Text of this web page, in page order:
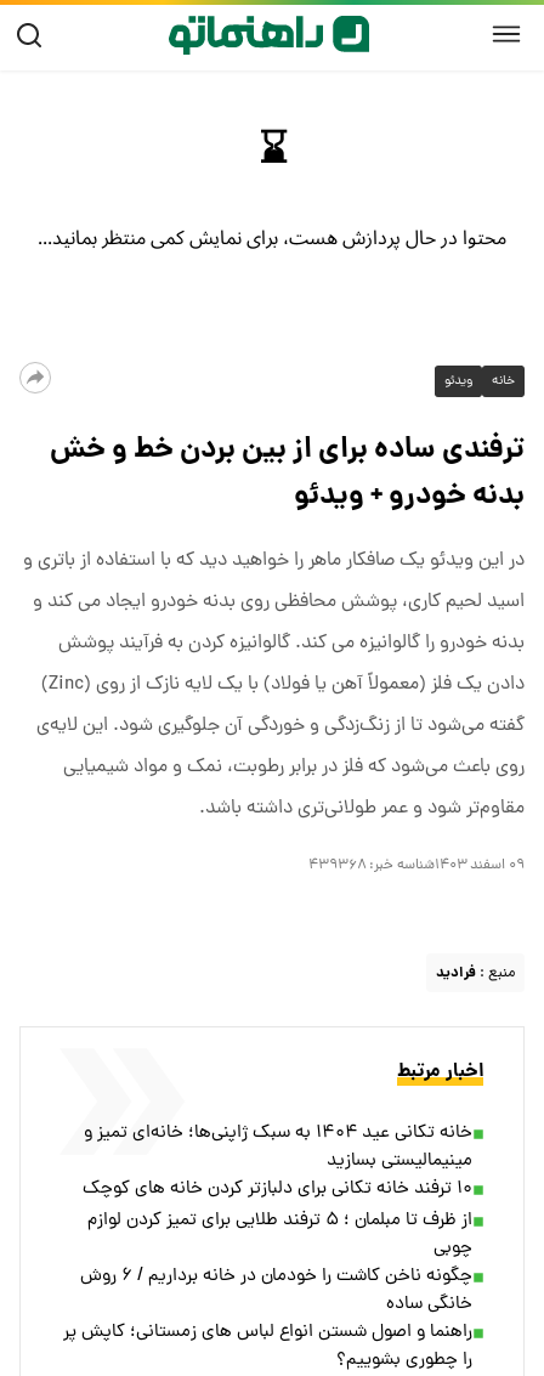
خانه ویدئو
ترفندی ساده برای از بین بردن خط و خش
بدنه خودرو + ویدئو
در این ویدئو یک صافکار ماهر را خواهید دید که با استفاده از باتری و
اسید لحیم کاری، پوشش محافظی روی بدنه خودرو ایجاد می کند و
بدنه خودرو را گالوانیزه می کند. گالوانیزه کردن به فرآیند پوشش
دادن یک فلز (معمولاً آهن یا فولاد) با یک لایه نازک از روی (Zinc)
گفته می‌شود تا از زنگ‌زدگی و خوردگی آن جلوگیری شود. این لایه‌ی
روی باعث می‌شود که فلز در برابر رطوبت، نمک و مواد شیمیایی
مقاوم‌تر شود و عمر طولانی‌تری داشته باشد.
۰۹ اسفند ۱۴۰۳ شناسه خبر: ۴۳۹۳۶۸
منبع : فرادید
اخبار مرتبط
خانه تکانی عید ۱۴۰۴ به سبک ژاپنی‌ها؛ خانه‌ای تمیز و
مینیمالیستی بسازید
۱۰ ترفند خانه تکانی برای دلبازتر کردن خانه های کوچک
از ظرف تا مبلمان ؛ ۵ ترفند طلایی برای تمیز کردن لوازم
چوبی
چگونه ناخن کاشت را خودمان در خانه برداریم / ۶ روش
خانگی ساده
راهنما و اصول شستن انواع لباس های زمستانی؛ کاپش پر
را چطوری بشوییم؟